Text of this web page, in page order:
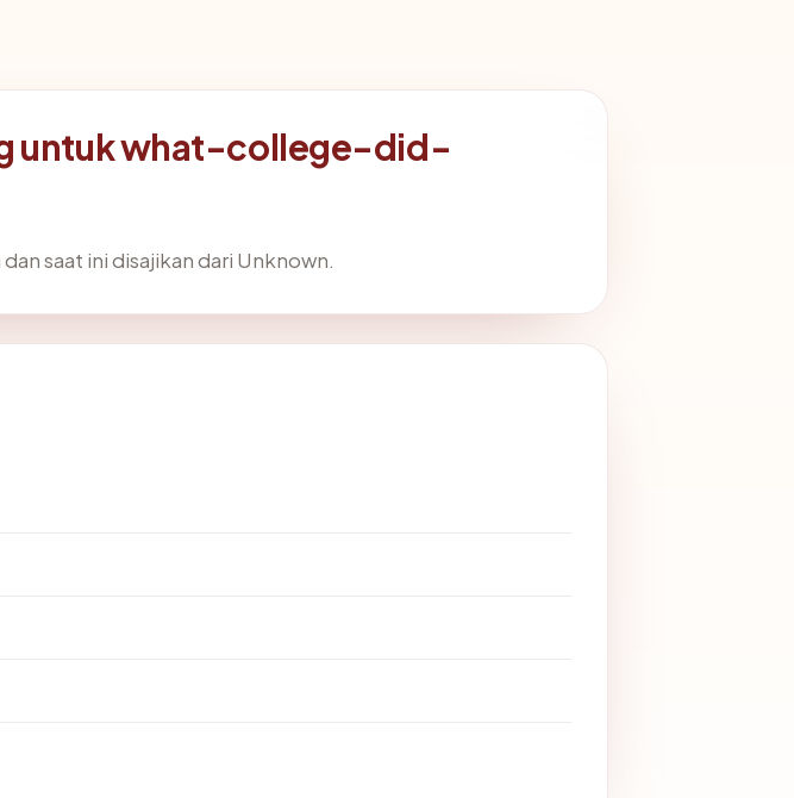
untuk what-college-did-
saat ini disajikan dari Unknown.